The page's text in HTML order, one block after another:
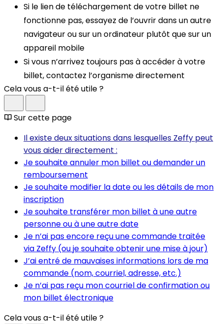
Si le lien de téléchargement de votre billet ne
fonctionne pas, essayez de l’ouvrir dans un autre
navigateur ou sur un ordinateur plutôt que sur un
appareil mobile
Si vous n’arrivez toujours pas à accéder à votre
billet, contactez l’organisme directement
Cela vous a-t-il été utile ?
Sur cette page
Il existe deux situations dans lesquelles Zeffy peut
vous aider directement :
Je souhaite annuler mon billet ou demander un
remboursement
Je souhaite modifier la date ou les détails de mon
inscription
Je souhaite transférer mon billet à une autre
personne ou à une autre date
Je n’ai pas encore reçu une commande traitée
via Zeffy (ou je souhaite obtenir une mise à jour)
J’ai entré de mauvaises informations lors de ma
commande (nom, courriel, adresse, etc.)
Je n’ai pas reçu mon courriel de confirmation ou
mon billet électronique
Cela vous a-t-il été utile ?